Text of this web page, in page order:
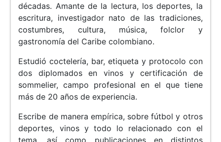
décadas. Amante de la lectura, los deportes, la
escritura, investigador nato de las tradiciones,
costumbres, cultura, música, folclor y
gastronomía del Caribe colombiano.
Estudió coctelería, bar, etiqueta y protocolo con
dos diplomados en vinos y certificación de
sommelier, campo profesional en el que tiene
más de 20 años de experiencia.
Escribe de manera empírica, sobre fútbol y otros
deportes, vinos y todo lo relacionado con el
tema, así como publicaciones en distintos